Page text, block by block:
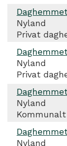
Nyland
Privat
Nyland
Privat
Nyland
Nyland